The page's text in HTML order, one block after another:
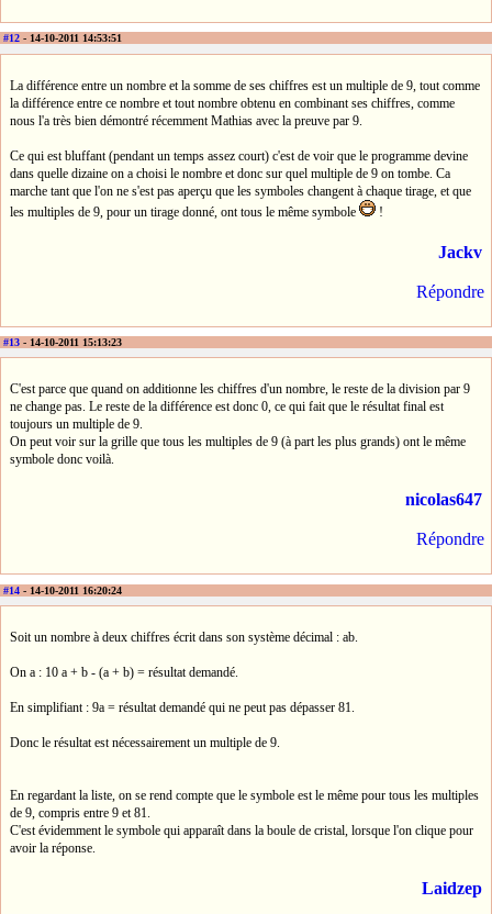
#12 - 14-10-2011 14:53:51
La différence entre un nombre et la somme de ses chiffres est un multiple de 9, tout comme
la différence entre ce nombre et tout nombre obtenu en combinant ses chiffres, comme
nous l'a très bien démontré récemment Mathias avec la preuve par 9.
Ce qui est bluffant (pendant un temps assez court) c'est de voir que le programme devine
dans quelle dizaine on a choisi le nombre et donc sur quel multiple de 9 on tombe. Ca
marche tant que l'on ne s'est pas aperçu que les symboles changent à chaque tirage, et que
les multiples de 9, pour un tirage donné, ont tous le même symbole
!
Jackv
Répondre
#13 - 14-10-2011 15:13:23
C'est parce que quand on additionne les chiffres d'un nombre, le reste de la division par 9
ne change pas. Le reste de la différence est donc 0, ce qui fait que le résultat final est
toujours un multiple de 9.
On peut voir sur la grille que tous les multiples de 9 (à part les plus grands) ont le même
symbole donc voilà.
nicolas647
Répondre
#14 - 14-10-2011 16:20:24
Soit un nombre à deux chiffres écrit dans son système décimal : ab.
On a : 10 a + b - (a + b) = résultat demandé.
En simplifiant : 9a = résultat demandé qui ne peut pas dépasser 81.
Donc le résultat est nécessairement un multiple de 9.
En regardant la liste, on se rend compte que le symbole est le même pour tous les multiples
de 9, compris entre 9 et 81.
C'est évidemment le symbole qui apparaît dans la boule de cristal, lorsque l'on clique pour
avoir la réponse.
Laidzep